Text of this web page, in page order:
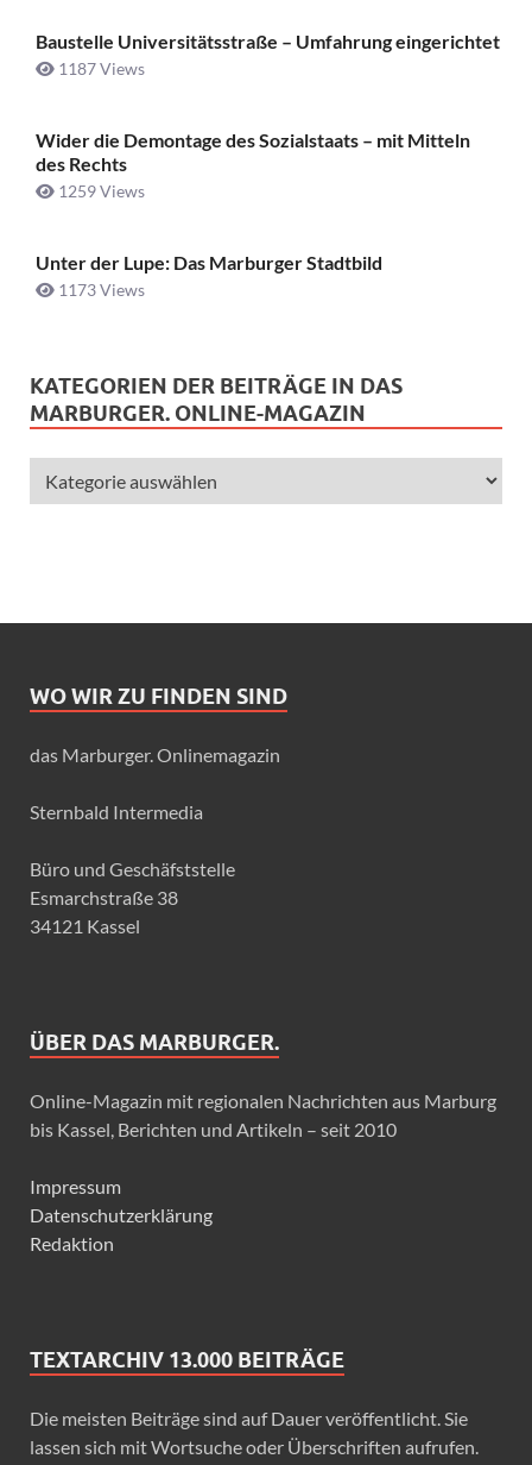
Baustelle Universitätsstraße ­– Umfahrung eingerichtet
1187 Views
Wider die Demontage des Sozialstaats – mit Mitteln
des Rechts
1259 Views
Unter der Lupe: Das Marburger Stadtbild
1173 Views
KATEGORIEN DER BEITRÄGE IN DAS
MARBURGER. ONLINE-MAGAZIN
WO WIR ZU FINDEN SIND
das Marburger. Onlinemagazin
Sternbald Intermedia
Büro und Geschäfststelle
Esmarchstraße 38
34121 Kassel
ÜBER DAS MARBURGER.
Online-Magazin mit regionalen Nachrichten aus Marburg
bis Kassel, Berichten und Artikeln – seit 2010
Impressum
Datenschutzerklärung
Redaktion
TEXTARCHIV 13.000 BEITRÄGE
Die meisten Beiträge sind auf Dauer veröffentlicht. Sie
lassen sich mit Wortsuche oder Überschriften aufrufen.